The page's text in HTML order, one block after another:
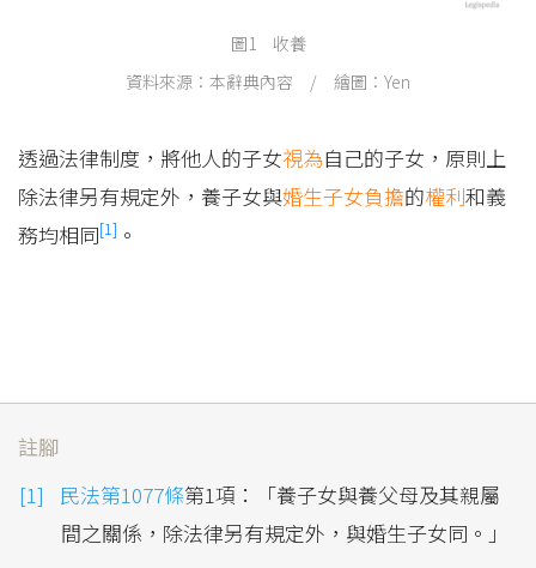
圖1 收養
資料來源：本辭典內容 / 繪圖：Yen
透過法律制度，將他人的子女視為自己的子女，原則上
除法律另有規定外，養子女與婚生子女負擔的權利和義
務均相同[1] 。
註腳
民法第1077條第1項：「養子女與養父母及其親屬
間之關係，除法律另有規定外，與婚生子女同。」